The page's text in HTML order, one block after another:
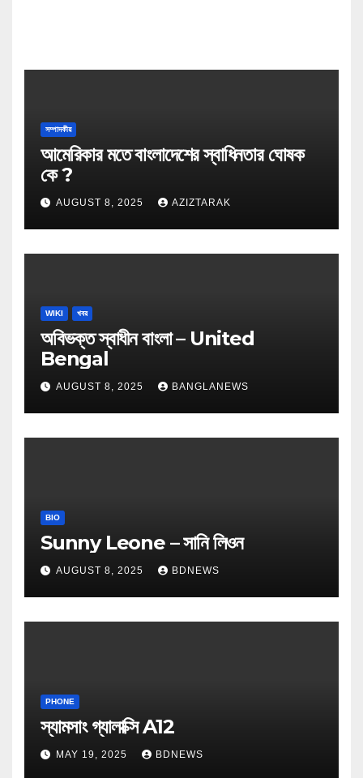
সম্পাদকীয়
আমেরিকার মতে বাংলাদেশের স্বাধিনতার ঘোষক
কে ?
AUGUST 8, 2025 AZIZTARAK
WIKI খবর
অবিভক্ত স্বাধীন বাংলা – United
Bengal
AUGUST 8, 2025 BANGLANEWS
BIO
Sunny Leone – সানি লিওন
AUGUST 8, 2025 BDNEWS
PHONE
স্যামসাং গ্যালাক্সি A12
MAY 19, 2025 BDNEWS